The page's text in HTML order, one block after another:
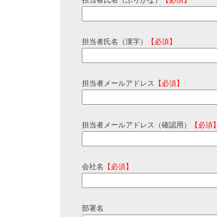
担当者氏名（漢字） 【必須】
担当者メールアドレス 【必須】
担当者メールアドレス（確認用） 【必須
会社名 【必須】
部署名